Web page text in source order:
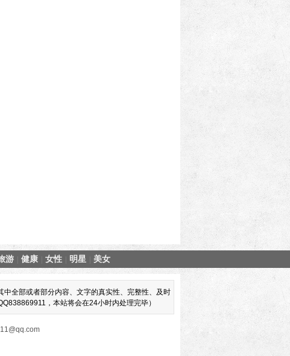
游 健康 女性 明星 美女
中全部或者部分内容、文字的真实性、完整性、及时
，本站将会在24小时内处理完毕）